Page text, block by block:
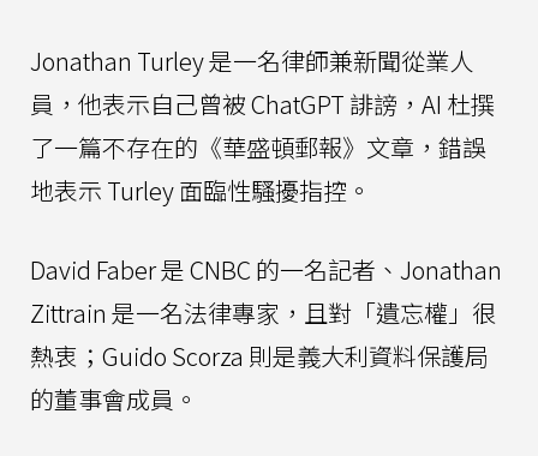
Jonathan Turley 是一名律師兼新聞從業人
員，他表示自己曾被 ChatGPT 誹謗，AI 杜撰
了一篇不存在的《華盛頓郵報》文章，錯誤
地表示 Turley 面臨性騷擾指控。
David Faber 是 CNBC 的一名記者、Jonathan
Zittrain 是一名法律專家，且對「遺忘權」很
熱衷；Guido Scorza 則是義大利資料保護局
的董事會成員。